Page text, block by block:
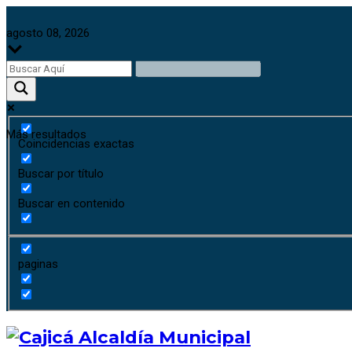
agosto 08, 2026
Más resultados
Coincidencias exactas
Buscar por título
Buscar en contenido
paginas